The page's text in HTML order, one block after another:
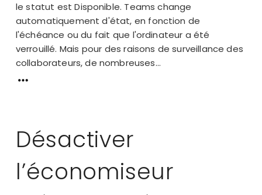
le statut est Disponible. Teams change
automatiquement d'état, en fonction de
l'échéance ou du fait que l'ordinateur a été
verrouillé. Mais pour des raisons de surveillance des
collaborateurs, de nombreuses...
Désactiver
l’économiseur